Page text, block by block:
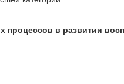
процессов в развитии